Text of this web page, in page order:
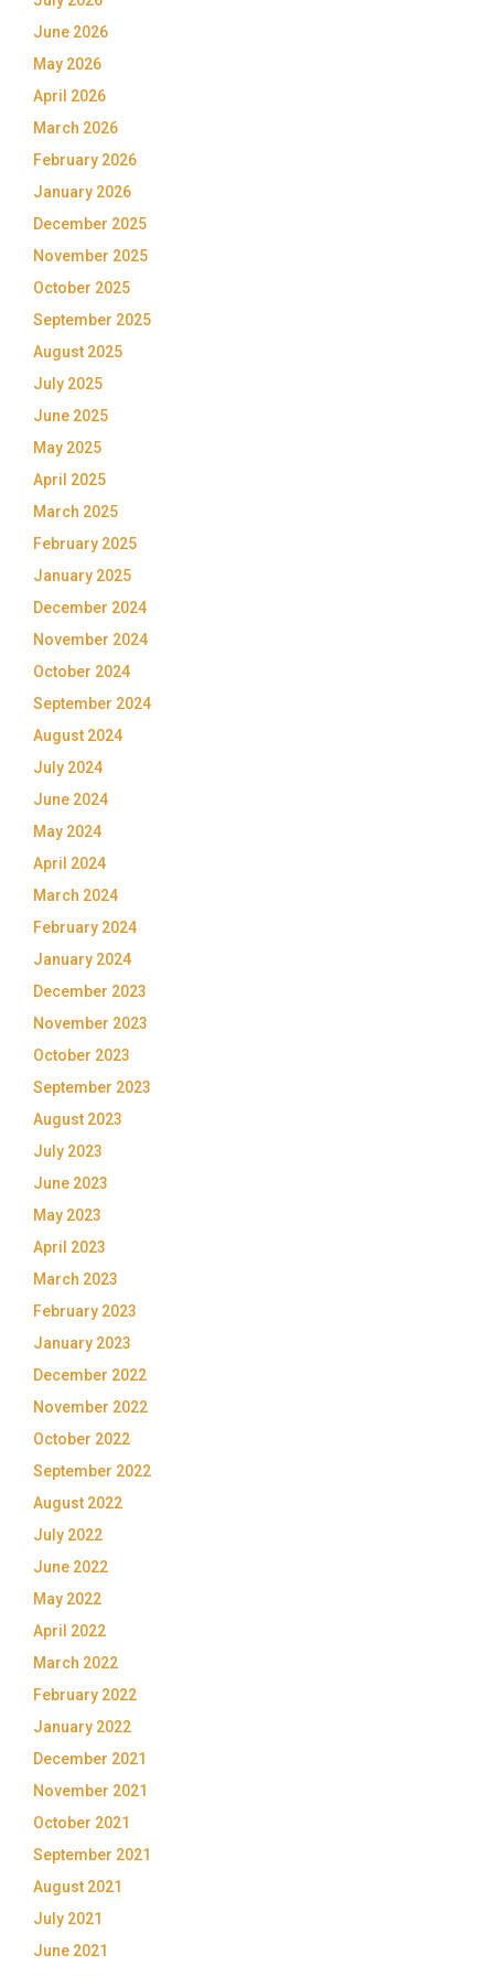
June 2026
May 2026
April 2026
March 2026
February 2026
January 2026
December 2025
November 2025
October 2025
September 2025
August 2025
July 2025
June 2025
May 2025
April 2025
March 2025
February 2025
January 2025
December 2024
November 2024
October 2024
September 2024
August 2024
July 2024
June 2024
May 2024
April 2024
March 2024
February 2024
January 2024
December 2023
November 2023
October 2023
September 2023
August 2023
July 2023
June 2023
May 2023
April 2023
March 2023
February 2023
January 2023
December 2022
November 2022
October 2022
September 2022
August 2022
July 2022
June 2022
May 2022
April 2022
March 2022
February 2022
January 2022
December 2021
November 2021
October 2021
September 2021
August 2021
July 2021
June 2021